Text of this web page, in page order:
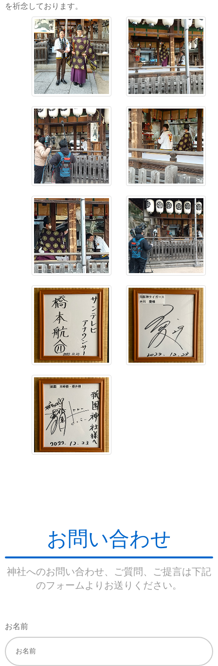
を祈念しております。
お問い合わせ
神社へのお問い合わせ、ご質問、ご提言は下記
のフォームよりお送りください。
お名前